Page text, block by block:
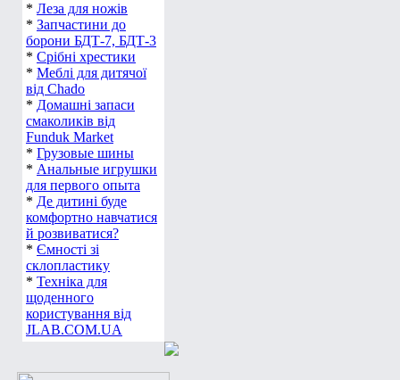
* Леза для ножів
* Запчастини до
борони БДТ-7, БДТ-3
* Срібні хрестики
* Меблі для дитячої
від Chado
* Домашні запаси
смаколиків від
Funduk Market
* Грузовые шины
* Анальные игрушки
для первого опыта
* Де дитині буде
комфортно навчатися
й розвиватися?
* Ємності зі
склопластику
* Техніка для
щоденного
користування від
JLAB.COM.UA